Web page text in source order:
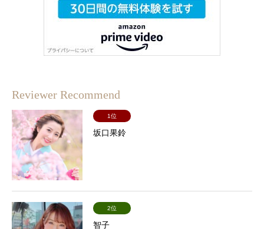
Reviewer Recommend
1位
坂口果鈴
2位
智子